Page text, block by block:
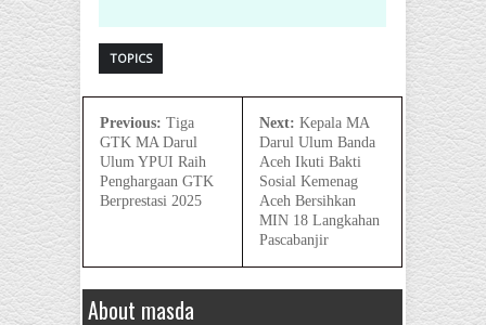
TOPICS
Previous: Tiga
GTK MA Darul
Ulum YPUI Raih
Penghargaan GTK
Berprestasi 2025
Next: Kepala MA
Darul Ulum Banda
Aceh Ikuti Bakti
Sosial Kemenag
Aceh Bersihkan
MIN 18 Langkahan
Pascabanjir
About masda